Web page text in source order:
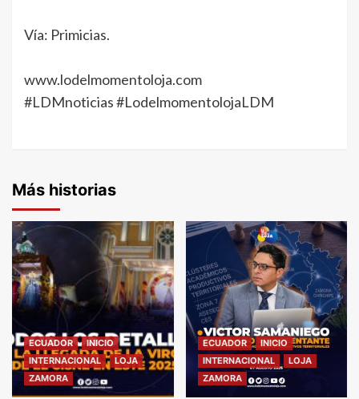
Vía: Primicias.
www.lodelmomentoloja.com
#LDMnoticias#LodelmomentolojaLDM
Más historias
ECUADOR
INICIO
INTERNACIONAL
LOJA
ZAMORA
ECUADOR
INICIO
INTERNACIONAL
LOJA
ZAMORA